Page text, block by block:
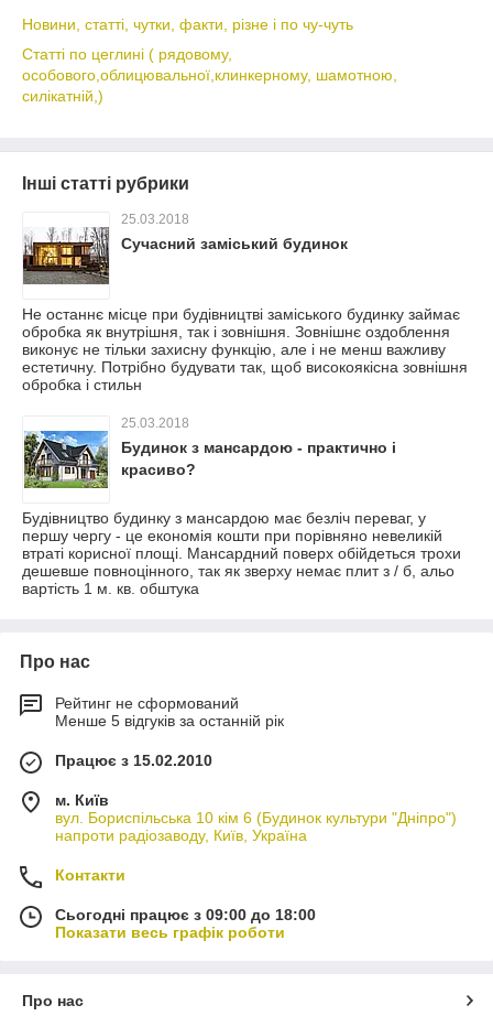
Новини, статті, чутки, факти, різне і по чу-чуть
Статті по цеглині ( рядовому,
особового,облицювальної,клинкерному, шамотною,
силікатній,)
Інші статті рубрики
25.03.2018
Сучасний заміський будинок
Не останнє місце при будівництві заміського будинку займає
обробка як внутрішня, так і зовнішня. Зовнішнє оздоблення
виконує не тільки захисну функцію, але і не менш важливу
естетичну. Потрібно будувати так, щоб високоякісна зовнішня
обробка і стильн
25.03.2018
Будинок з мансардою - практично і
красиво?
Будівництво будинку з мансардою має безліч переваг, у
першу чергу - це економія кошти при порівняно невеликій
втраті корисної площі. Мансардний поверх обійдеться трохи
дешевше повноцінного, так як зверху немає плит з / б, альо
вартість 1 м. кв. обштука
Про нас
Рейтинг не сформований
Менше 5 відгуків за останній рік
Працює з 15.02.2010
м. Київ
вул. Бориспільська 10 кім 6 (Будинок культури "Дніпро")
напроти радіозаводу, Київ, Україна
Контакти
Сьогодні працює з 09:00 до 18:00
Показати весь графік роботи
Про нас